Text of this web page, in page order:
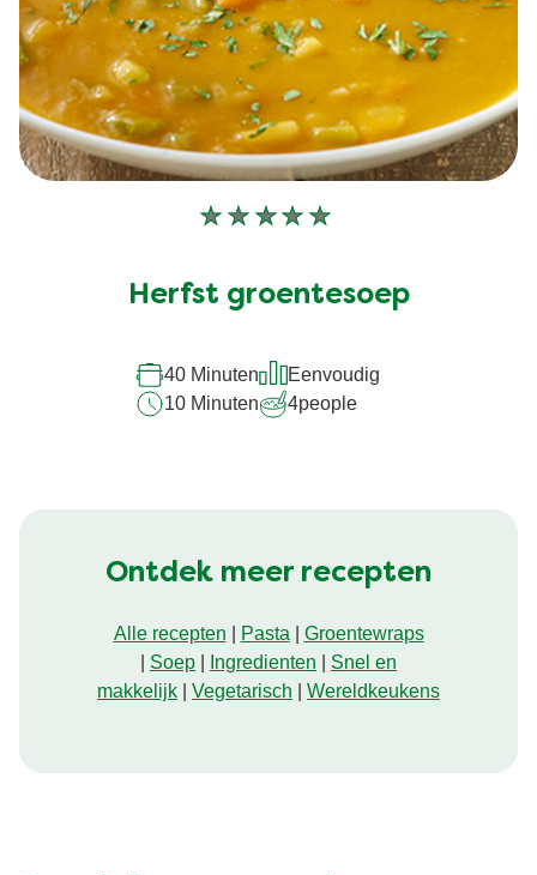
Geen
ingediend
recipe
Herfst groentesoep
40 Minuten
Eenvoudig
10 Minuten
4people
Ontdek meer recepten
Alle recepten Pasta
Groentewraps
Soep Ingredienten
Snel en
makkelijk
Vegetarisch Wereldkeukens